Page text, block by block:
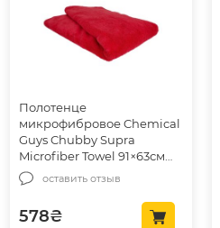
Полотенце
микрофибровое Chemical
Guys Chubby Supra
Microfiber Towel 91×63см
(MIC723)оставить отзыв
578₴